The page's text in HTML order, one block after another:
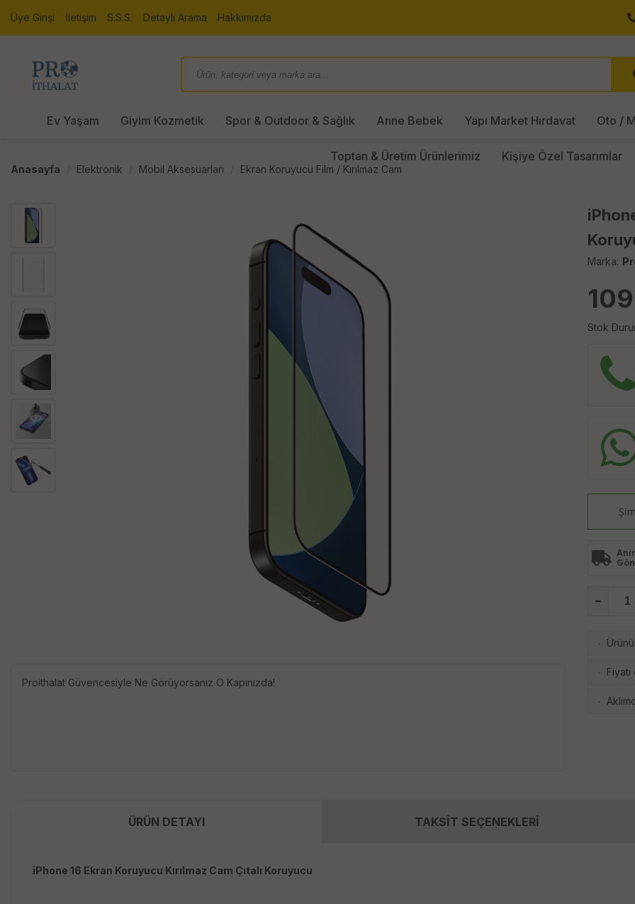
Üye Girişi İletişim S.S.S. Detaylı Arama Hakkımızda
Ev Yaşam Giyim Kozmetik Spor & Outdoor & Sağlık Anne Bebek Yapı Market Hırdavat Oto /
Toptan & Üretim Ürünlerimiz Kişiye Özel Tasarımlar
Anasayfa Elektronik Mobil Aksesuarları Ekran Koruyucu Film / Kırılmaz Cam
Proithalat Güvencesiyle Ne Görüyorsanız O Kapınızda!
Marka:
Stok
·
·
·
ÜRÜN DETAYI TAKSİT SEÇENEKLERİ
iPhone 16 Ekran Koruyucu Kırılmaz Cam Çıtalı Koruyucu